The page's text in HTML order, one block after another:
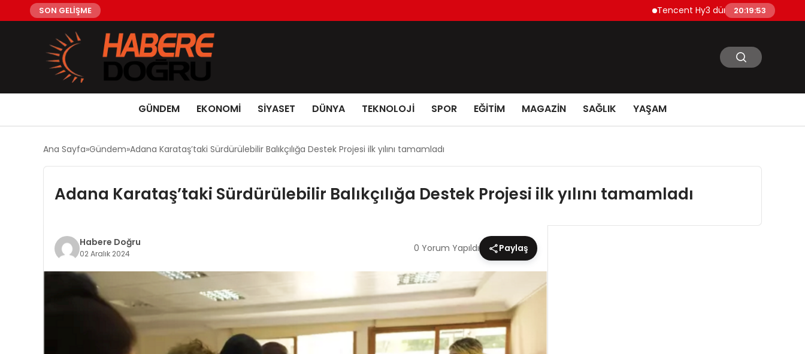
SON GELİŞME Tencent Hy3 dünya genelinde kullanıma
20:19:54
GÜNDEM EKONOMİ SİYASET DÜNYA TEKNOLOJİ SPOR EĞİTİM MAGAZİN SAĞLIK YAŞAM
Ana Sayfa Gündem Adana Karataş’taki Sürdürülebilir Balıkçılığa Destek Projesi ilk yılını tamamladı
Adana Karataş’taki Sürdürülebilir Balıkçılığa Destek Projesi ilk yılını tamamladı
Habere Doğru
02 Aralık 2024 0 Yorum Yapıldı Paylaş